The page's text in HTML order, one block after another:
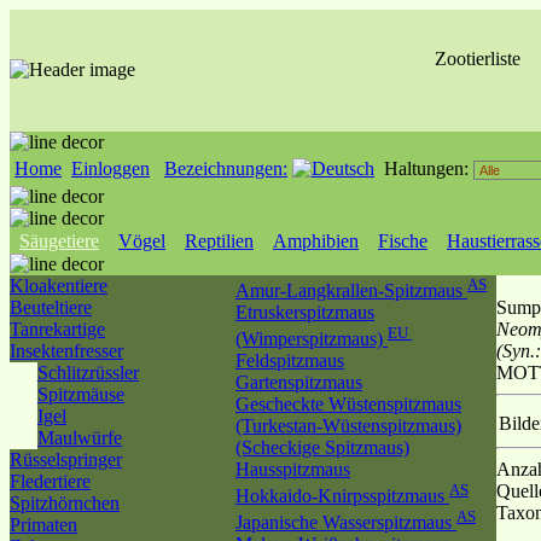
Zootierliste
Home Einloggen Bezeichnungen: Haltungen:
Säugetiere Vögel Reptilien Amphibien Fische
Kloakentiere
Beuteltiere
Tanrekartige
Insektenfresser
Schlitzrüssler
Spitzmäuse
Igel
Maulwürfe
Rüsselspringer
Fledertiere
Spitzhörnchen
Primaten
Amur-Langkrallen-Spitzmaus AS
Etruskerspitzmaus
(Wimperspitzmaus) EU
Feldspitzmaus
Gartenspitzmaus
Gescheckte Wüstenspitzmaus
(Turkestan-Wüstenspitzmaus)
(Scheckige Spitzmaus)
Hausspitzmaus
Hokkaido-Knirpsspitzmaus AS
Japanische Wasserspitzmaus AS